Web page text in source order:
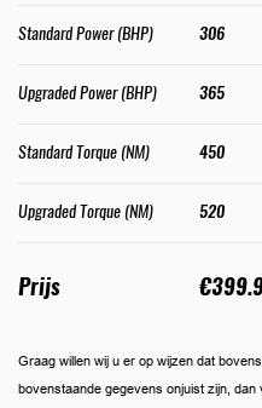
Standard Power (BHP) 306
Upgraded Power (BHP) 365
Standard Torque (NM) 450
Upgraded Torque (NM) 520
Prijs
Graag willen wij u er op wijzen dat
bovenstaande gegevens onjuist zijn,